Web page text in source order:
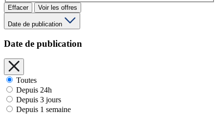
Effacer Voir les offres
Date de publication
Date de publication
Toutes
Depuis 24h
Depuis 3 jours
Depuis 1 semaine